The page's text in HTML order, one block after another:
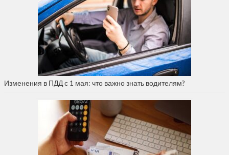
Изменения в ПДД с 1 мая: что важно знать водителям?